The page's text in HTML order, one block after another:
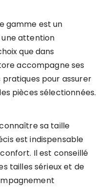
gamme est un
attention
que dans
accompagne ses
pour assurer
pièces sélectionnées.
sa taille
est indispensable
Il est conseillé
tailles sérieux et de